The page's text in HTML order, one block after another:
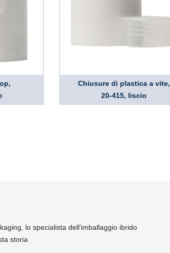
Chiusure di plastica a vite,
20-415, liscio
lo specialista dell'imballaggio ibrido
storia